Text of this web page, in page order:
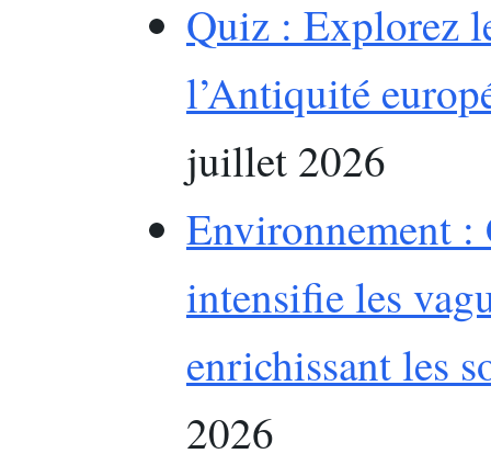
Quiz : Explorez
l’Antiquité
juillet 2026
Environnement :
intensifie les
enrichissant les
2026